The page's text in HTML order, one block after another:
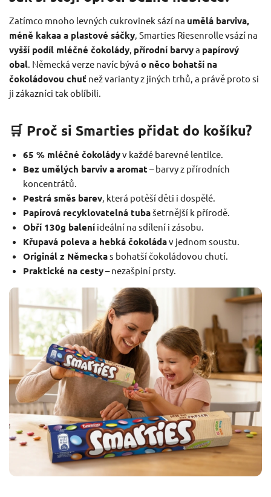
Zatímco mnoho levných cukrovinek sází na umělá barviva,
méně kakaa a plastové sáčky , Smarties Riesenrolle vsází na
vyšší podíl mléčné čokolády přírodní barvya papírový
obal . Německá verze navíc bývá o něco bohatší na
čokoládovou chuť než varianty z jiných trhů, a právě proto si
ji zákazníci tak oblíbili.
🛒 Proč si Smarties přidat do košíku?
65 % mléčné čokoládyv každé barevné lentilce.
Bez umělých barviv a aromat – barvy z přírodních
koncentrátů.
Pestrá směs barev, která potěší děti i dospělé.
Papírová recyklovatelná tubašetrnější k přírodě.
Obří 130g baleníideální na sdílení i zásobu.
Křupavá poleva a hebká čokoládav jednom soustu.
Originál z Německas bohatší čokoládovou chutí.
Praktické na cesty– nezašpiní prsty.